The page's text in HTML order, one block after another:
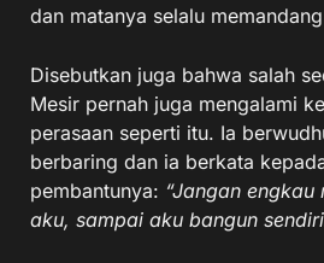
dan matanya selalu
Disebutkan juga bahwa salah
Mesir pernah juga mengalami
perasaan seperti itu. Ia
berbaring dan ia berkata
pembantunya: “Jangan
aku, sampai aku bangun